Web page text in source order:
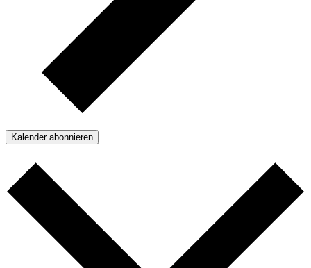
Kalender abonnieren